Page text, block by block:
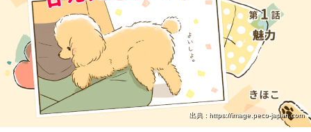
出典 : https://image.peco-japan.com